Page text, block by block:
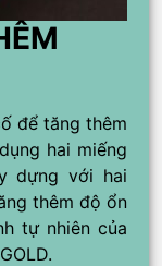
để tăng thêm
hai miếng
dựng với hai
thêm độ ổn
tự nhiên của